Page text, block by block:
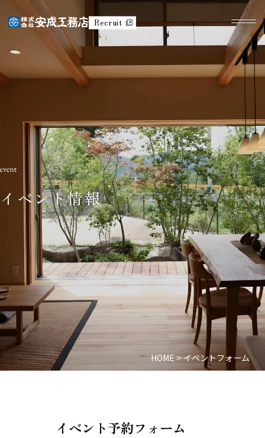
Recruit
イベント情報
HOME >イベントフォーム
イベント予約フォーム